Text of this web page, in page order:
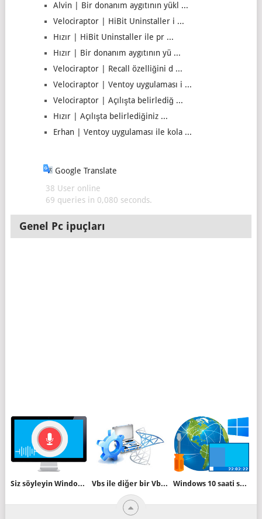
Alvin | Bir donanım aygıtının yükl ...
Velociraptor | HiBit Uninstaller i ...
Hızır | HiBit Uninstaller ile pr ...
Hızır | Bir donanım aygıtının yü ...
Velociraptor | Recall özelliğini d ...
Velociraptor | Ventoy uygulaması i ...
Velociraptor | Açılışta belirlediğ ...
Hızır | Açılışta belirlediğiniz ...
Erhan | Ventoy uygulaması ile kola ...
Google Translate
38 User online
69 queries in 0,080 seconds.
Genel Pc ipuçları
Siz söyleyin Windows yazssın veya yapsın Vbs ile diğer bir Vbs oluşturalım Windows 10 saati saniyeyide göstersin